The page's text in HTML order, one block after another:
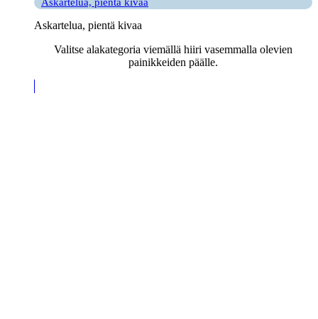
Askartelua, pientä kivaa
Askartelua, pientä kivaa
Valitse alakategoria viemällä hiiri vasemmalla olevien
painikkeiden päälle.